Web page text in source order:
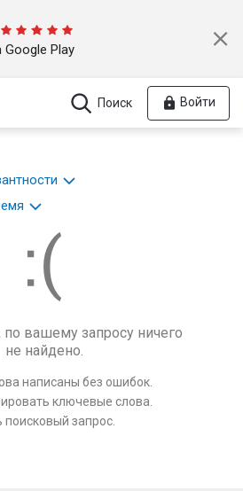
Google Play
Поиск Войти
вашему запросу ничего
не найдено.
написаны без ошибок.
ключевые слова.
поисковый запрос.